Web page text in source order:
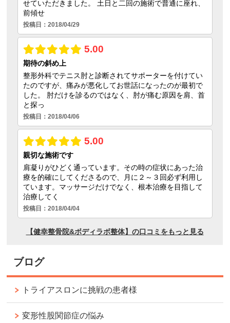
ブログ
トライアスロンに挑戦の患者様
変形性股関節症の悩み